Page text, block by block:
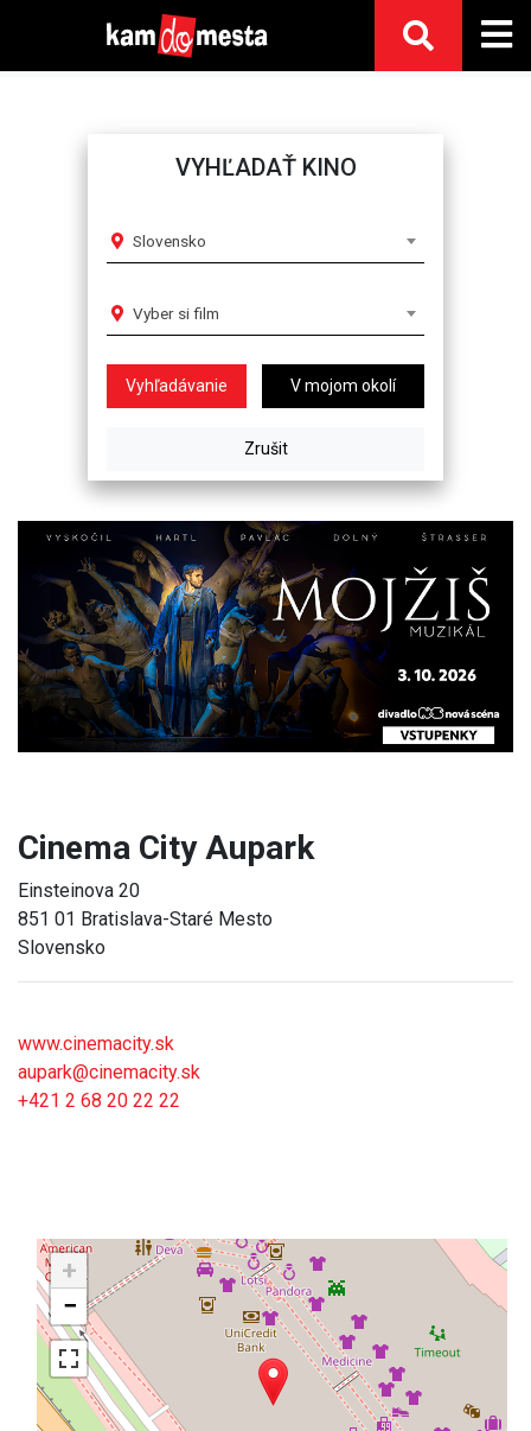
VYHĽADAŤ KINO
Slovensko
Vyber si film
V mojom okolí
Previous
Cinema City Aupark
Einsteinova 20
851 01 Bratislava-Staré Mesto
Slovensko
www.cinemacity.sk
aupark@cinemacity.sk
+421 2 68 20 22 22
+
−